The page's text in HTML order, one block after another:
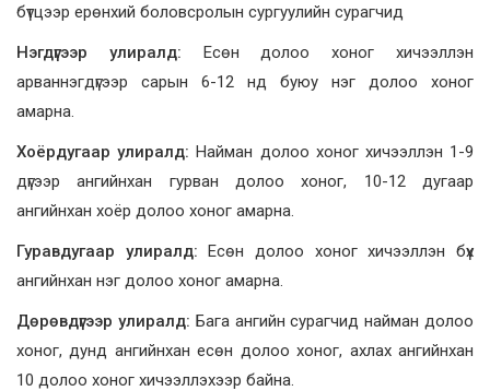
бүтцээр ерөнхий боловсролын сургуулийн сурагчид
Нэгдүгээр улиралд: Есөн долоо хоног хичээллэн
арваннэгдүгээр сарын 6-12 нд буюу нэг долоо хоног
амарна.
Хоёрдугаар улиралд:Найман долоо хоног хичээллэн 1-9
дүгээр ангийнхан гурван долоо хоног, 10-12 дугаар
ангийнхан хоёр долоо хоног амарна.
Гуравдугаар улиралд:Есөн долоо хоног хичээллэн бүх
ангийнхан нэг долоо хоног амарна.
Дөрөвдүгээр улиралд: Бага ангийн сурагчид найман долоо
хоног, дунд ангийнхан есөн долоо хоног, ахлах ангийнхан
10 долоо хоног хичээллэхээр байна.